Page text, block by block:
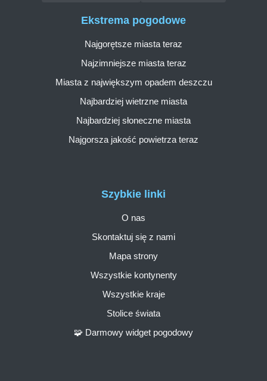
Szybkie linki
O nas
Skontaktuj się z nami
Mapa strony
Wszystkie kontynenty
Wszystkie kraje
Stolice świata
🧩 Darmowy widget pogodowy
Ekstrema pogodowe
Najgorętsze miasta teraz
Najzimniejsze miasta teraz
Miasta z największym opadem deszczu
Najbardziej wietrzne miasta
Najbardziej słoneczne miasta
Najgorsza jakość powietrza teraz